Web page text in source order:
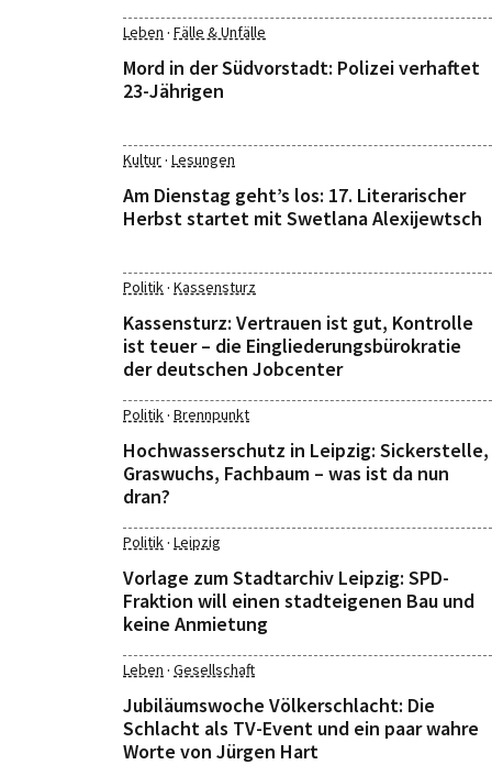
Leben · Fälle & Unfälle
Mord in der Südvorstadt: Polizei verhaftet
23-Jährigen
Kultur· Lesungen
Am Dienstag geht’s los: 17. Literarischer
Herbst startet mit Swetlana Alexijewtsch
Politik· Kassensturz
Kassensturz: Vertrauen ist gut, Kontrolle
ist teuer – die Eingliederungsbürokratie
der deutschen Jobcenter
Politik· Brennpunkt
Hochwasserschutz in Leipzig: Sickerstelle,
Graswuchs, Fachbaum – was ist da nun
dran?
Politik· Leipzig
Vorlage zum Stadtarchiv Leipzig: SPD-
Fraktion will einen stadteigenen Bau und
keine Anmietung
Leben · Gesellschaft
Jubiläumswoche Völkerschlacht: Die
Schlacht als TV-Event und ein paar wahre
Worte von Jürgen Hart